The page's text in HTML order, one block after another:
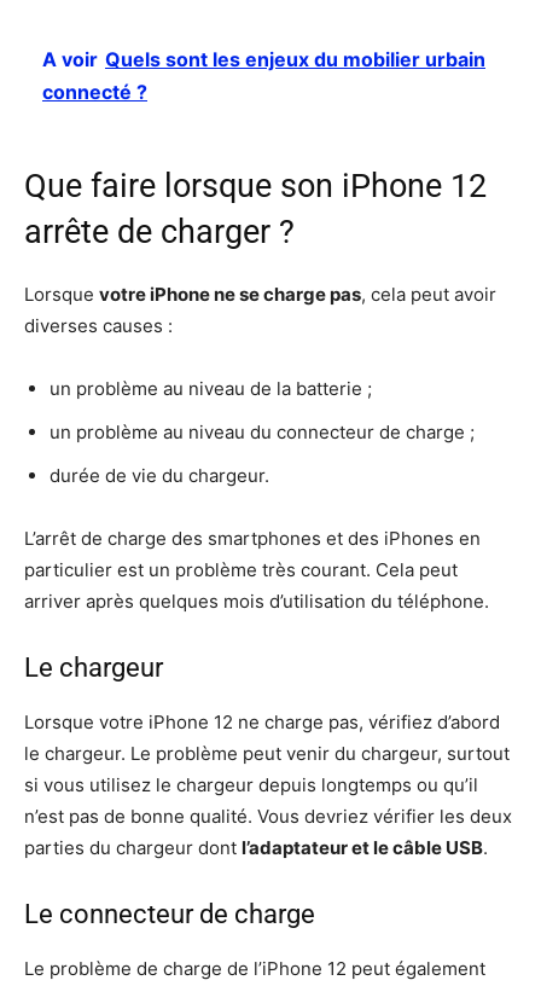
A voir Quels sont les enjeux du mobilier urbain
connecté ?
Que faire lorsque son iPhone 12
arrête de charger ?
Lorsque votre iPhone ne se charge pas, cela peut avoir
diverses causes :
un problème au niveau de la batterie ;
un problème au niveau du connecteur de charge ;
durée de vie du chargeur.
L’arrêt de charge des smartphones et des iPhones en
particulier est un problème très courant. Cela peut
arriver après quelques mois d’utilisation du téléphone.
Le chargeur
Lorsque votre iPhone 12 ne charge pas, vérifiez d’abord
le chargeur. Le problème peut venir du chargeur, surtout
si vous utilisez le chargeur depuis longtemps ou qu’il
n’est pas de bonne qualité. Vous devriez vérifier les deux
parties du chargeur dont l’adaptateur et le câble USB.
Le connecteur de charge
Le problème de charge de l’iPhone 12 peut également